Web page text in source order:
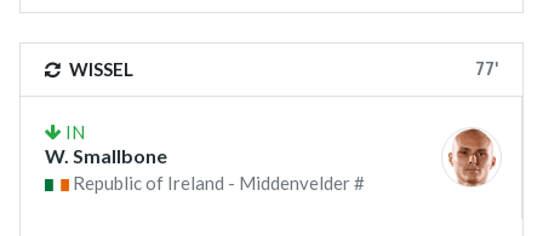
WISSEL 77'
IN
W. Smallbone
Republic of Ireland - Middenvelder #